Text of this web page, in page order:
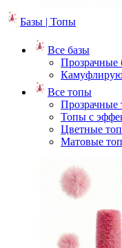
Базы | Топы
Все базы
Прозрачные
Все топы
Прозрачные
Топы с
Цветные
Матовые